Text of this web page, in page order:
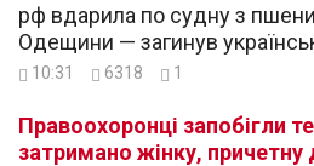
рф вдарила по судну з
Одещини — загинув
10:31 6318 1
Правоохоронці запобігли
затримано жінку, причетну